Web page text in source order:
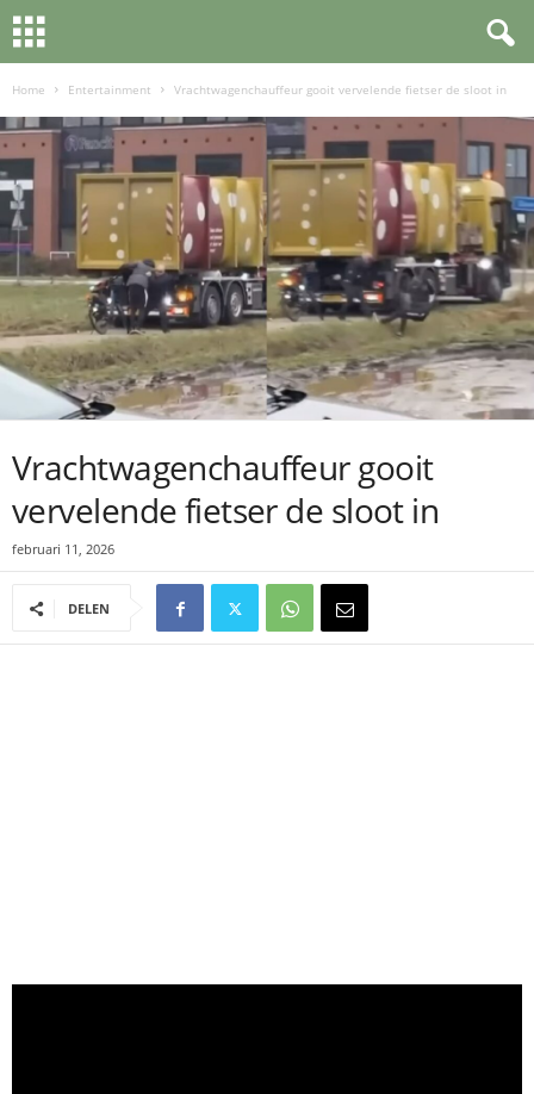
Home Entertainment Vrachtwagenchauffeur gooit vervelende fietser de sloot in
Vrachtwagenchauffeur gooit
vervelende fietser de sloot in
februari 11, 2026
DELEN